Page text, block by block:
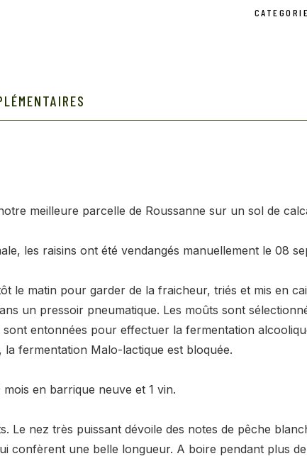
meilleure parcelle de Roussanne sur un sol de
les raisins ont été vendangés manuellement le 08
le matin pour garder de la fraicheur, triés et mis en
un pressoir pneumatique. Les moûts sont
entonnées pour effectuer la fermentation
fermentation Malo-lactique est bloquée.
en barrique neuve et 1 vin.
Le nez très puissant dévoile des notes de pêche
confèrent une belle longueur. A boire pendant plus de